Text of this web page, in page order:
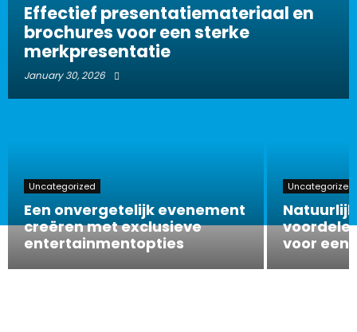
Effectief presentatiemateriaal en
brochures voor een sterke
merkpresentatie
January 30, 2026
Uncategorized
Een onvergetelijk evenement
creëren met exclusieve
entertainmentopties
Uncategorized
voor een